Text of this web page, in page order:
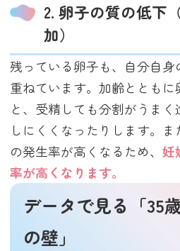
2. 卵子の質の低下
加）
残っている卵子も、自分自
重ねています。加齢とともに
と、受精しても分割がうま
しにくくなったりします。
の発生率が高くなるため、妊
率が高くなります。
データで見る「35
の壁」